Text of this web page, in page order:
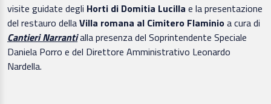
visite guidate degli Horti di Domitia Lucilla e la presentazione
del restauro dellaVilla romana al Cimitero Flaminioa cura di
Cantieri Narrantialla presenza del Soprintendente Speciale
Daniela Porro e del Direttore Amministrativo Leonardo
Nardella.